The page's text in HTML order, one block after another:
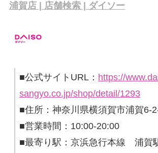
浦賀店 | 店舗検索 | ダイソー
■公式サイトURL： https://
sangyo.co.jp/shop/detail/1293
■住所：神奈川県横須賀市浦賀6-
■営業時間：10:00-20:00
■最寄り駅：京浜急行本線 浦賀